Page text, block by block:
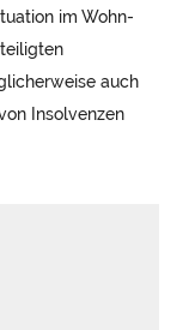
im Wohn-
auch
Insolvenzen